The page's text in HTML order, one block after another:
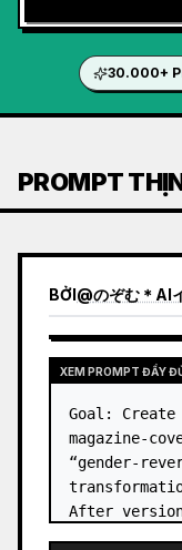
30.000+
PROMPT
BỞI@のぞむ＊AI
XEM PROMPT ĐẦY
Goal:
magazine-
“gender-
After